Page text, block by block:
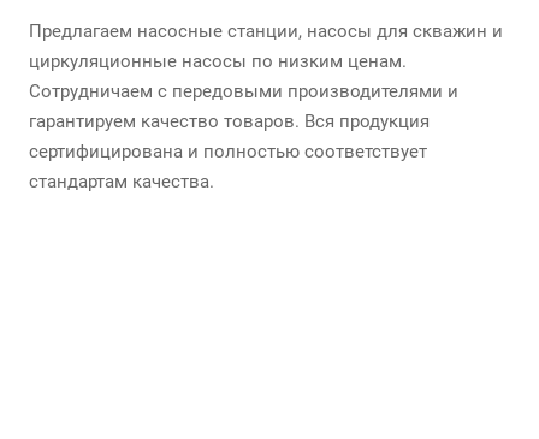
Предлагаем насосные станции, насосы для скважин и
циркуляционные насосы по низким ценам.
Сотрудничаем с передовыми производителями и
гарантируем качество товаров. Вся продукция
сертифицирована и полностью соответствует
стандартам качества.